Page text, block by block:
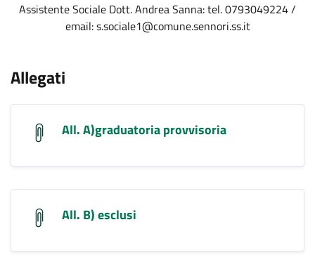
Assistente Sociale Dott. Andrea Sanna: tel. 0793049224 /
email: s.sociale1@comune.sennori.ss.it
Allegati
All. A)graduatoria provvisoria
All. B) esclusi